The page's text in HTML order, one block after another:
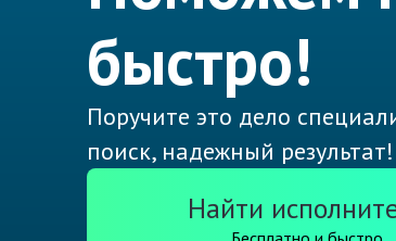
быстро!
Поручите это дело
поиск, надежный результат!
Найти